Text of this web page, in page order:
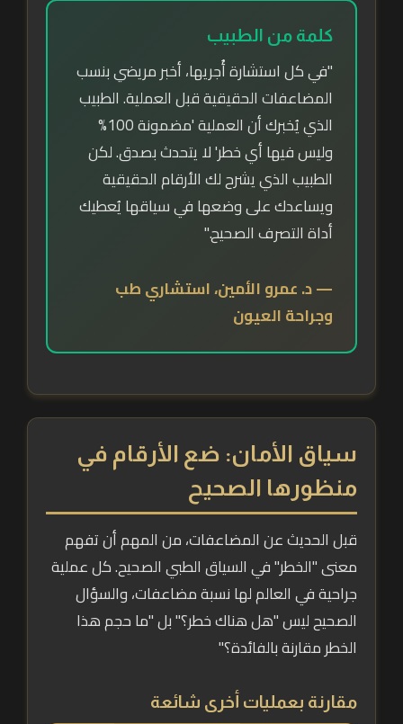
كلمة من الطبيب
"في كل استشارة أُجريها، أخبر مريضي بنسب
المضاعفات الحقيقية قبل العملية. الطبيب
الذي يُخبرك أن العملية 'مضمونة 100%
وليس فيها أي خطر' لا يتحدث بصدق. لكن
الطبيب الذي يشرح لك الأرقام الحقيقية
ويساعدك على وضعها في سياقها يُعطيك
أداة التصرف الصحيح."
— د. عمرو الأمين، استشاري طب
وجراحة العيون
سياق الأمان: ضع الأرقام في
منظورها الصحيح
قبل الحديث عن المضاعفات، من المهم أن تفهم
معنى "الخطر" في السياق الطبي الصحيح. كل عملية
جراحية في العالم لها نسبة مضاعفات، والسؤال
الصحيح ليس "هل هناك خطر؟" بل "ما حجم هذا
الخطر مقارنة بالفائدة؟"
مقارنة بعمليات أخرى شائعة